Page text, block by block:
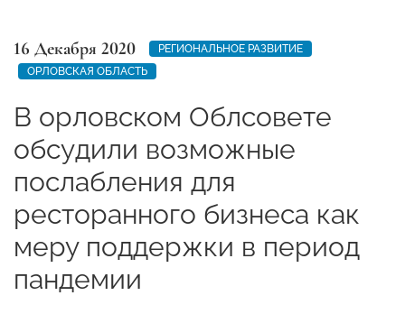
16 Декабря 2020
РЕГИОНАЛЬНОЕ РАЗВИТИЕ
ОРЛОВСКАЯ ОБЛАСТЬ
В орловском Облсовете
обсудили возможные
послабления для
ресторанного бизнеса как
меру поддержки в период
пандемии